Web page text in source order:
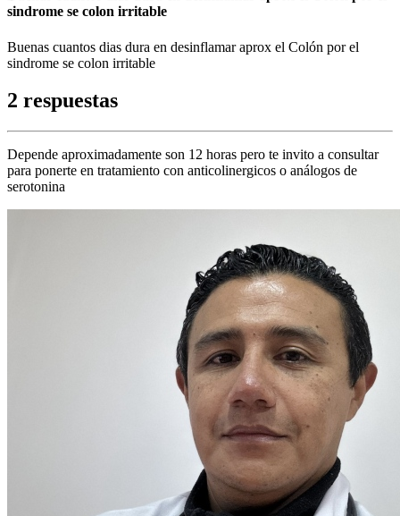
sindrome se colon irritable
Buenas cuantos dias dura en desinflamar aprox el Colón por el
sindrome se colon irritable
2 respuestas
Depende aproximadamente son 12 horas pero te invito a consultar
para ponerte en tratamiento con anticolinergicos o análogos de
serotonina